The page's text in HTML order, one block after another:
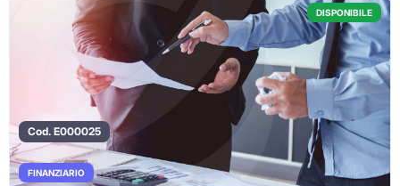
DISPONIBILE
Cod. E000025
FINANZIARIO